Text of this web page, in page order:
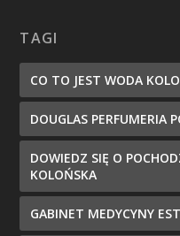
TAGI
CO TO JEST WODA
DOUGLAS PERFUMERIA
DOWIEDZ SIĘ O
KOLOŃSKA
GABINET MEDYCYNY